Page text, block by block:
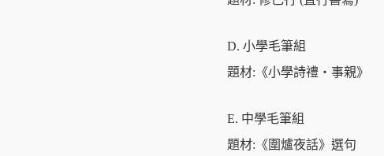
D. 小學毛筆組
題材:《小學詩禮・事親》
E. 中學毛筆組
題材:《圍爐夜話》選句